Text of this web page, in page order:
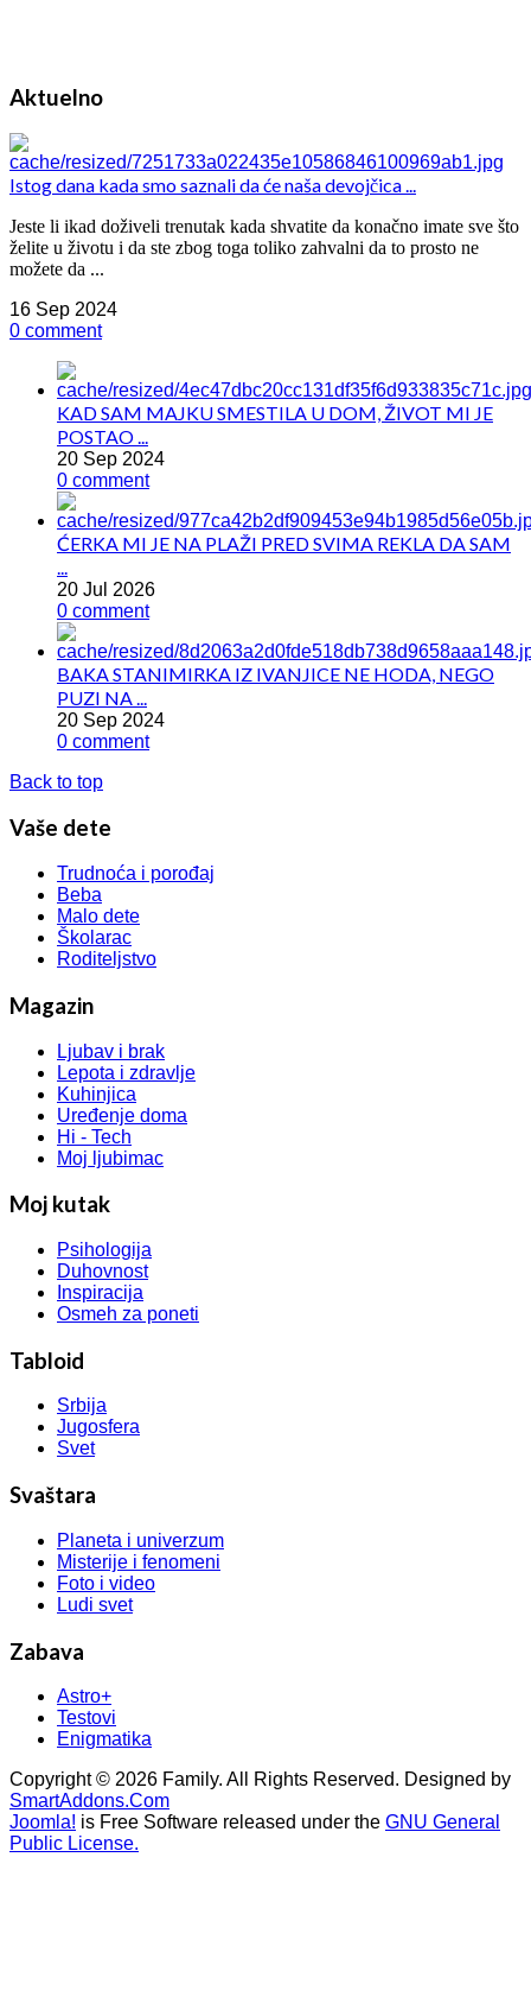
Aktuelno
Istog dana kada smo saznali da će naša devojčica ...
Jeste li ikad doživeli trenutak kada shvatite da konačno imate sve što
želite u životu i da ste zbog toga toliko zahvalni da to prosto ne
možete da ...
16 Sep 2024
0 comment
KAD SAM MAJKU SMESTILA U DOM, ŽIVOT MI JE
POSTAO ...
20 Sep 2024
0 comment
ĆERKA MI JE NA PLAŽI PRED SVIMA REKLA DA SAM
20 Jul 2026
0 comment
BAKA STANIMIRKA IZ IVANJICE NE HODA, NEGO
PUZI NA ...
20 Sep 2024
0 comment
Back to top
Vaše dete
Trudnoća i porođaj
Beba
Malo dete
Školarac
Roditeljstvo
Magazin
Ljubav i brak
Lepota i zdravlje
Kuhinjica
Uređenje doma
Hi - Tech
Moj ljubimac
Moj kutak
Psihologija
Duhovnost
Inspiracija
Osmeh za poneti
Tabloid
Srbija
Jugosfera
Svet
Svaštara
Planeta i univerzum
Misterije i fenomeni
Foto i video
Ludi svet
Zabava
Astro+
Testovi
Enigmatika
Copyright © 2026 Family. All Rights Reserved. Designed by
SmartAddons.Com
Joomla! is Free Software released under the GNU General
Public License.